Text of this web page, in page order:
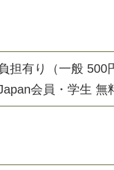
担有り（一般
会員・学生 無